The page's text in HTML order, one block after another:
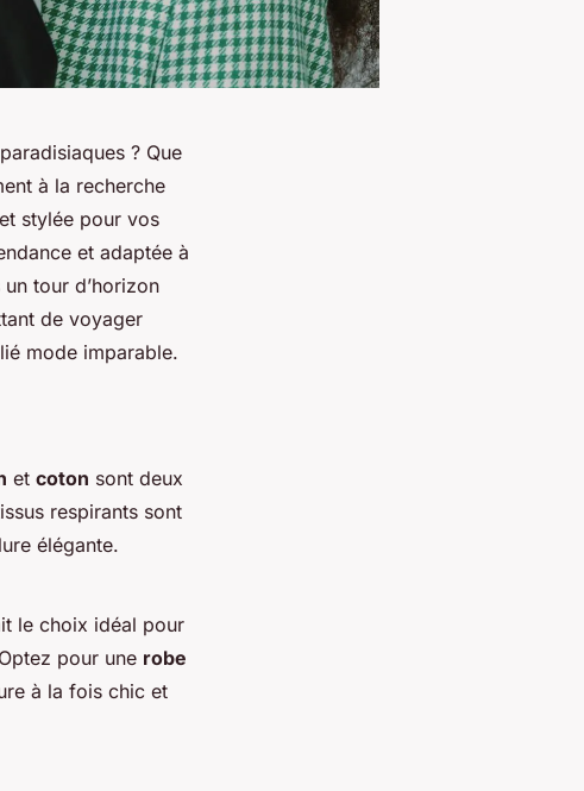
? Que
à la recherche
stylée pour vos
et adaptée à
tour d’horizon
de voyager
mode imparable.
et coton sont deux
respirants sont
élégante.
le choix idéal pour
pour une robe
à la fois chic et